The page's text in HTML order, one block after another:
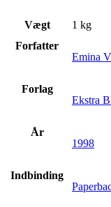
Vægt
1 kg
Forfatter
Emina
Forlag
Ekstra
År
1998
Indbinding